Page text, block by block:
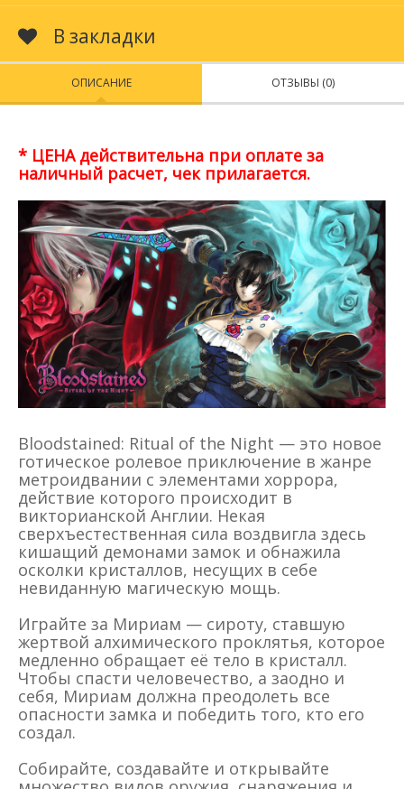
В закладки
ОПИСАНИЕ ОТЗЫВЫ (0)
* ЦЕНА действительна при оплате за
наличный расчет, чек прилагается.
Bloodstained: Ritual of the Night — это новое
готическое ролевое приключение в жанре
метроидвании с элементами хоррора,
действие которого происходит в
викторианской Англии. Некая
сверхъестественная сила воздвигла здесь
кишащий демонами замок и обнажила
осколки кристаллов, несущих в себе
невиданную магическую мощь.
Играйте за Мириам — сироту, ставшую
жертвой алхимического проклятья, которое
медленно обращает её тело в кристалл.
Чтобы спасти человечество, а заодно и
себя, Мириам должна преодолеть все
опасности замка и победить того, кто его
создал.
Собирайте, создавайте и открывайте